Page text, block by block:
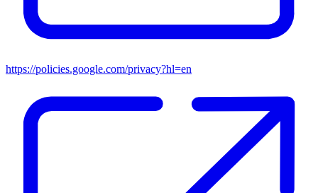
https://policies.google.com/privacy?hl=en